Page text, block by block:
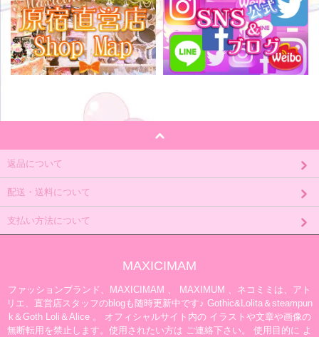
返品について
配送・送料について
支払い方法について
MAXICIMAM
ファッションブランド、MAXICIMAM 、 MAXIMUM 、ネコミミは、アト
リエ、直営店スタッフのblogも随時更新中です♪ Gothic&Lolita＆steampun
k＆Goth Loli＆Alice 。 オフィシャルサイト内の イラストや文章や画像の
無断転用を禁止します。使用されたい方は ご連絡下さい。 使用目的に よ